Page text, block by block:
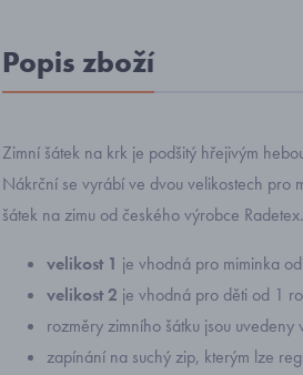
Popis zboží
Zimní šátek na krk je podšitý hřejivým
Nákrční se vyrábí ve dvou velikostech pro
šátek na zimu od českého výrobce Radetex.
velikost 1 je vhodná pro miminka
velikost 2 je vhodná pro děti od 1
rozměry zimního šátku jsou uvedeny
zapínání na suchý zip, kterým lze